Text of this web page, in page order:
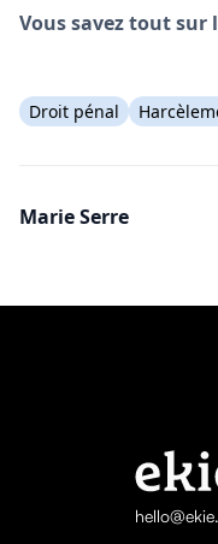
Vous savez tout
Droit pénal
Marie Serre